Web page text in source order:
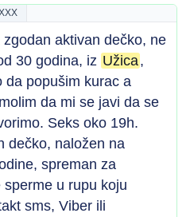
aktivan dečko, ne
30 godina, iz Užica,
da popušim kurac a
da mi se javi da se
Seks oko 19h.
dečko, naložen na
spreman za
u rupu koju
sms, Viber ili